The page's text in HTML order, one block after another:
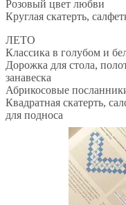
Розовый цвет любви
Круглая скатерть,
ЛЕТО
Классика в голубом и
Дорожка для стола,
занавеска
Абрикосовые
Квадратная скатерть,
для подноса